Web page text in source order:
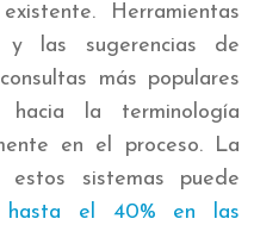
Herramientas
y las sugerencias de
más populares
la terminología
en el proceso. La
sistemas puede
hasta el 40% en las